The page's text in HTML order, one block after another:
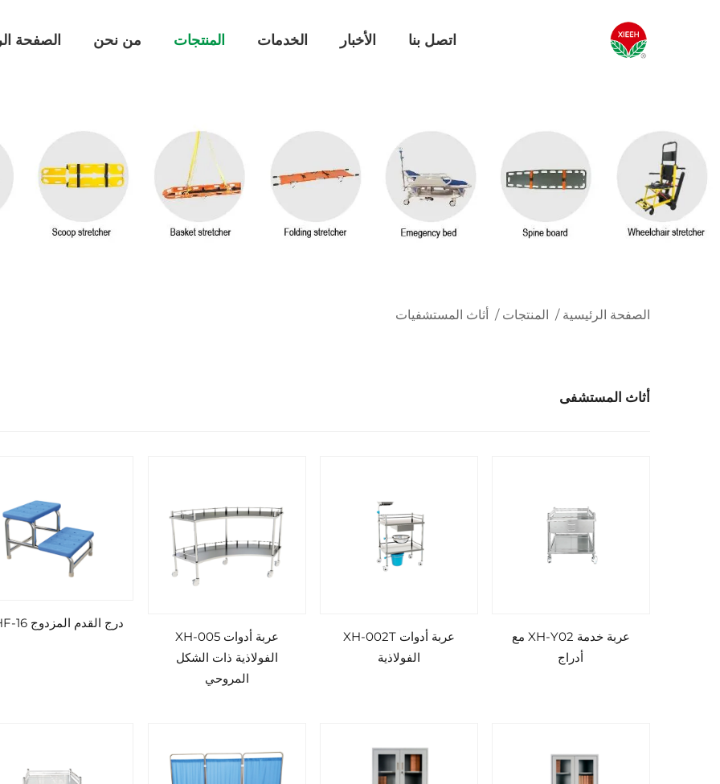
الصفحة من نحن المنتجات الخدمات الأخبار اتصل بنا
الصفحة الرئيسية / المنتجات / أثاث المستشفيات
أثاث المستشفى
درج القدم المزدوج XHF-16
عربة أدوات XH-005
الفولاذية ذات الشكل
المروحي
عربة أدوات XH-002T
الفولاذية
عربة خدمة XH-Y02 مع
أدراج